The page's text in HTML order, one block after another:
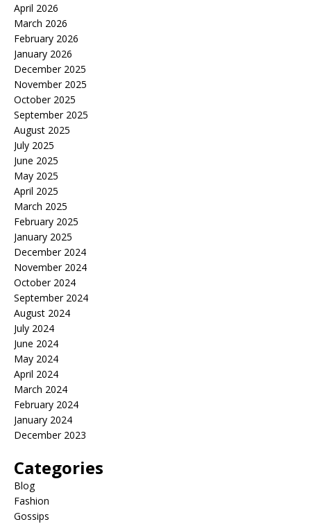
April 2026
March 2026
February 2026
January 2026
December 2025
November 2025
October 2025
September 2025
August 2025
July 2025
June 2025
May 2025
April 2025
March 2025
February 2025
January 2025
December 2024
November 2024
October 2024
September 2024
August 2024
July 2024
June 2024
May 2024
April 2024
March 2024
February 2024
January 2024
December 2023
Categories
Blog
Fashion
Gossips